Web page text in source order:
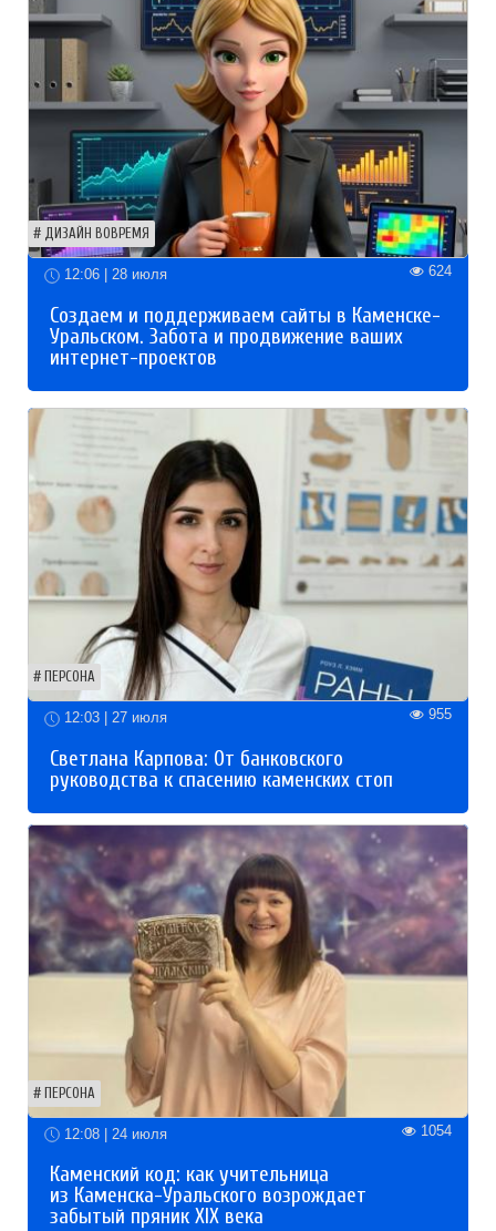
ДИЗАЙН ВОВРЕМЯ
12:06 | 28 июля 624
Создаем и поддерживаем сайты в Каменске-
Уральском. Забота и продвижение ваших
интернет-проектов
ПЕРСОНА
12:03 | 27 июля 955
Светлана Карпова: От банковского
руководства к спасению каменских стоп
ПЕРСОНА
12:08 | 24 июля 1054
Каменский код: как учительница
из Каменска-Уральского возрождает
забытый пряник XIX века